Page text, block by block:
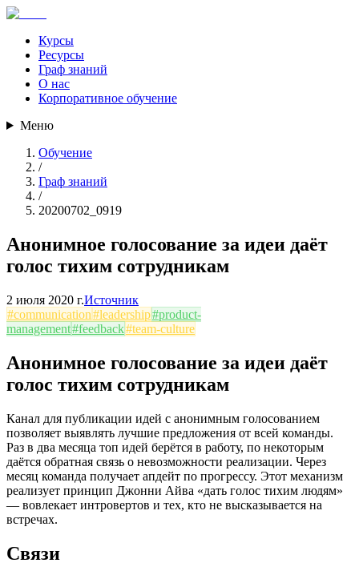
Курсы
Ресурсы
Граф знаний
О нас
Корпоративное обучение
Меню
Обучение
/
Граф знаний
/
20200702_0919
Анонимное голосование за идеи даёт
голос тихим сотрудникам
2 июля 2020 г.Источник
#communication#leadership#product-
management#feedback#team-culture
Анонимное голосование за идеи даёт
голос тихим сотрудникам
Канал для публикации идей с анонимным голосованием
позволяет выявлять лучшие предложения от всей команды.
Раз в два месяца топ идей берётся в работу, по некоторым
даётся обратная связь о невозможности реализации. Через
месяц команда получает апдейт по прогрессу. Этот механизм
реализует принцип Джонни Айва «дать голос тихим людям»
— вовлекает интровертов и тех, кто не высказывается на
встречах.
Связи